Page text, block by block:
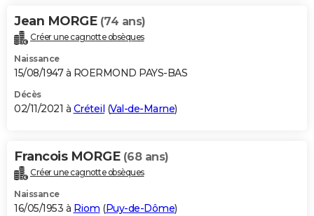
Jean MORGE (74 ans)
Créer une cagnotte obsèques
Naissance
15/08/1947 à ROERMOND PAYS-BAS
Décès
02/11/2021 à Créteil (Val-de-Marne)
Francois MORGE (68 ans)
Créer une cagnotte obsèques
Naissance
16/05/1953 à Riom (Puy-de-Dôme)